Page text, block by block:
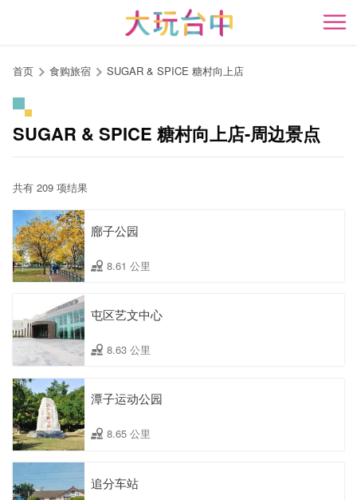
开
首页 食购旅宿 SUGAR & SPICE 糖村向上店
SUGAR & SPICE 糖村向上店-周边景点
共有 209 项结果
廍子公园
8.61 公里
屯区艺文中心
8.63 公里
潭子运动公园
8.65 公里
追分车站